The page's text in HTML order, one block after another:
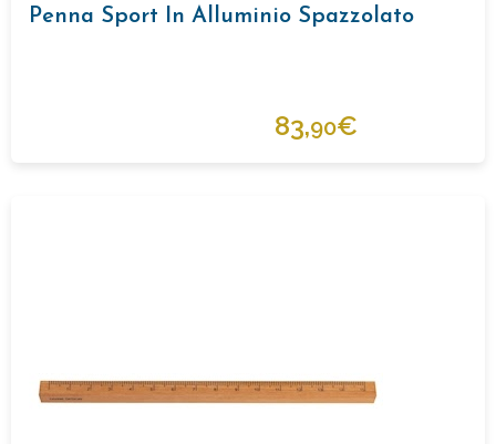
Penna Sport In Alluminio Spazzolato
83,90€